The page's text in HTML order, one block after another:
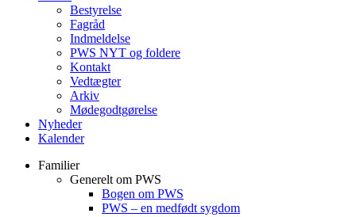
Bestyrelse
Fagråd
Indmeldelse
PWS NYT og foldere
Kontakt
Vedtægter
Arkiv
Mødegodtgørelse
Nyheder
Kalender
Familier
Generelt om PWS
Bogen om PWS
PWS – en medfødt sygdom